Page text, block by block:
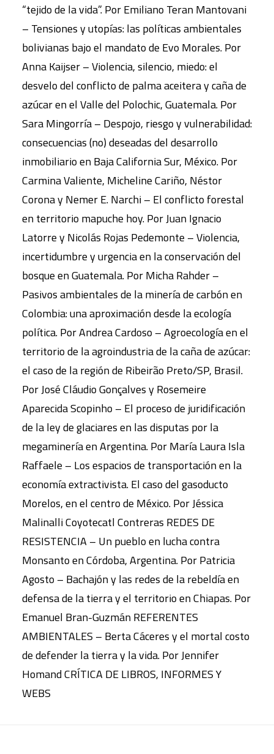
“tejido de la vida”. Por Emiliano Teran Mantovani
– Tensiones y utopías: las políticas ambientales
bolivianas bajo el mandato de Evo Morales. Por
Anna Kaijser – Violencia, silencio, miedo: el
desvelo del conflicto de palma aceitera y caña de
azúcar en el Valle del Polochic, Guatemala. Por
Sara Mingorría – Despojo, riesgo y vulnerabilidad:
consecuencias (no) deseadas del desarrollo
inmobiliario en Baja California Sur, México. Por
Carmina Valiente, Micheline Cariño, Néstor
Corona y Nemer E. Narchi – El conflicto forestal
en territorio mapuche hoy. Por Juan Ignacio
Latorre y Nicolás Rojas Pedemonte – Violencia,
incertidumbre y urgencia en la conservación del
bosque en Guatemala. Por Micha Rahder –
Pasivos ambientales de la minería de carbón en
Colombia: una aproximación desde la ecología
política. Por Andrea Cardoso – Agroecología en el
territorio de la agroindustria de la caña de azúcar:
el caso de la región de Ribeirão Preto/SP, Brasil.
Por José Cláudio Gonçalves y Rosemeire
Aparecida Scopinho – El proceso de juridificación
de la ley de glaciares en las disputas por la
megaminería en Argentina. Por María Laura Isla
Raffaele – Los espacios de transportación en la
economía extractivista. El caso del gasoducto
Morelos, en el centro de México. Por Jéssica
Malinalli Coyotecatl Contreras REDES DE
RESISTENCIA – Un pueblo en lucha contra
Monsanto en Córdoba, Argentina. Por Patricia
Agosto – Bachajón y las redes de la rebeldía en
defensa de la tierra y el territorio en Chiapas. Por
Emanuel Bran-Guzmán REFERENTES
AMBIENTALES – Berta Cáceres y el mortal costo
de defender la tierra y la vida. Por Jennifer
Homand CRÍTICA DE LIBROS, INFORMES Y
WEBS